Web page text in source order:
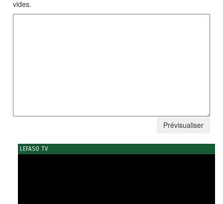
vides.
LEFASO TV